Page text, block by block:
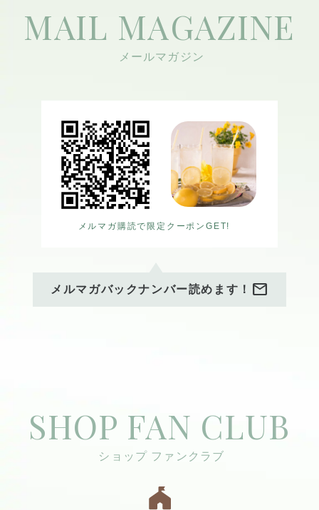
entry-2264.html
大崎上島町からは島の素材を
ストカードが並びます。
MAIL MAGAZINE
メルマガ購読で限定クーポンGET!
メルマガバックナンバー読めます！ mail
SHOP FAN CLUB